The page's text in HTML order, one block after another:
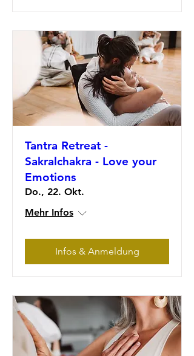
Tantra Retreat -
Sakralchakra - Love your
Emotions
Do., 22. Okt.
Mehr Infos
Infos & Anmeldung